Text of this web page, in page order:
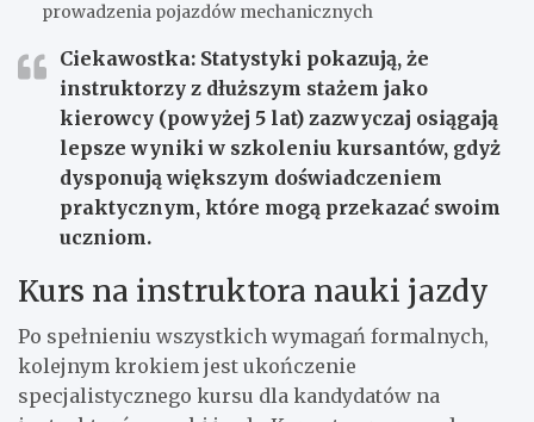
prowadzenia pojazdów mechanicznych
Ciekawostka: Statystyki pokazują, że
instruktorzy z dłuższym stażem jako
kierowcy (powyżej 5 lat) zazwyczaj osiągają
lepsze wyniki w szkoleniu kursantów, gdyż
dysponują większym doświadczeniem
praktycznym, które mogą przekazać swoim
uczniom.
Kurs na instruktora nauki jazdy
Po spełnieniu wszystkich wymagań formalnych,
kolejnym krokiem jest ukończenie
specjalistycznego kursu dla kandydatów na